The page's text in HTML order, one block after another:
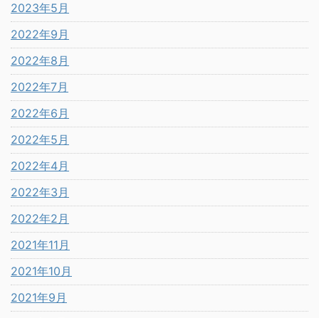
2023年5月
2022年9月
2022年8月
2022年7月
2022年6月
2022年5月
2022年4月
2022年3月
2022年2月
2021年11月
2021年10月
2021年9月